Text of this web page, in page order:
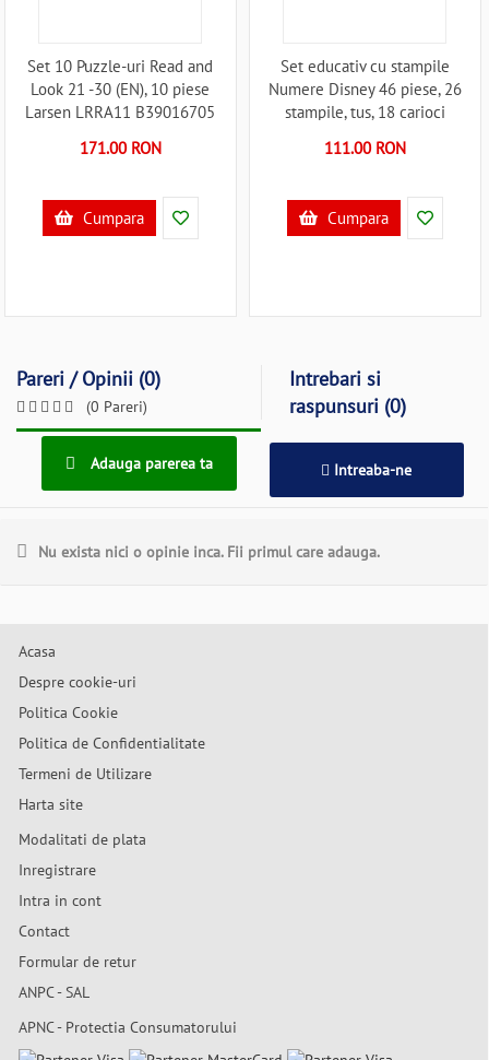
Set 10 Puzzle-uri Read and
Look 21 -30 (EN), 10 piese
Larsen LRRA11 B39016705
171.00 RON
Cumpara
Set educativ cu stampile
Numere Disney 46 piese, 26
stampile, tus, 18 carioci
B39017613
111.00 RON
Cumpara
Pareri / Opinii (0)
(0 Pareri)
Intrebari si
raspunsuri (0)
Adauga parerea ta Intreaba-ne
Nu exista nici o opinie inca. Fii primul care adauga.
Acasa
Despre cookie-uri
Politica Cookie
Politica de Confidentialitate
Termeni de Utilizare
Harta site
Modalitati de plata
Inregistrare
Intra in cont
Contact
Formular de retur
ANPC - SAL
APNC - Protectia Consumatorului